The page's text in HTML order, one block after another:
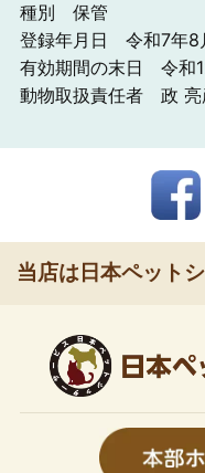
種別 保管
登録年月日 令和7年8
有効期間の末日 令和
動物取扱責任者 政 亮
当店は日本ペット